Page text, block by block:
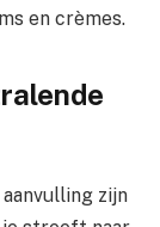
en crèmes.
zijn